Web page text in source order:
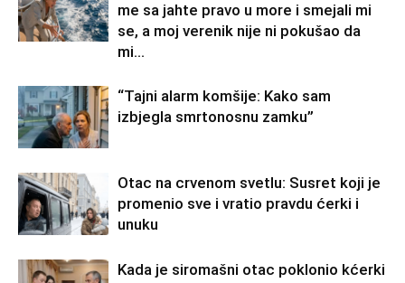
me sa jahte pravo u more i smejali mi
se, a moj verenik nije ni pokušao da
mi...
“Tajni alarm komšije: Kako sam
izbjegla smrtonosnu zamku”
Otac na crvenom svetlu: Susret koji je
promenio sve i vratio pravdu ćerki i
unuku
Kada je siromašni otac poklonio kćerki